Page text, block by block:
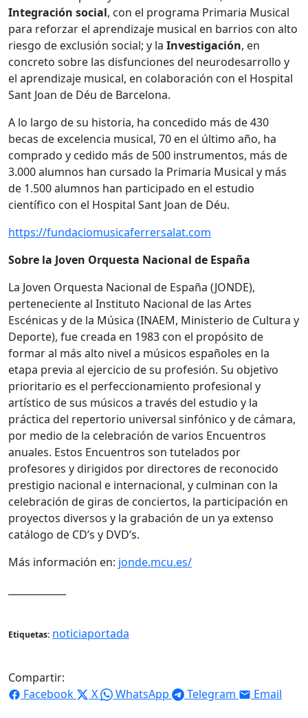
Integración social, con el programa Primaria Musical
para reforzar el aprendizaje musical en barrios con alto
riesgo de exclusión social; y la Investigación, en
concreto sobre las disfunciones del neurodesarrollo y
el aprendizaje musical, en colaboración con el Hospital
Sant Joan de Déu de Barcelona.
A lo largo de su historia, ha concedido más de 430
becas de excelencia musical, 70 en el último año, ha
comprado y cedido más de 500 instrumentos, más de
3.000 alumnos han cursado la Primaria Musical y más
de 1.500 alumnos han participado en el estudio
científico con el Hospital Sant Joan de Déu.
https://fundaciomusicaferrersalat.com
Sobre la Joven Orquesta Nacional de España
La Joven Orquesta Nacional de España (JONDE),
perteneciente al Instituto Nacional de las Artes
Escénicas y de la Música (INAEM, Ministerio de Cultura y
Deporte), fue creada en 1983 con el propósito de
formar al más alto nivel a músicos españoles en la
etapa previa al ejercicio de su profesión. Su objetivo
prioritario es el perfeccionamiento profesional y
artístico de sus músicos a través del estudio y la
práctica del repertorio universal sinfónico y de cámara,
por medio de la celebración de varios Encuentros
anuales. Estos Encuentros son tutelados por
profesores y dirigidos por directores de reconocido
prestigio nacional e internacional, y culminan con la
celebración de giras de conciertos, la participación en
proyectos diversos y la grabación de un ya extenso
catálogo de CD’s y DVD’s.
Más información en: jonde.mcu.es/
Etiquetas: noticiaportada
Compartir:
Facebook
X WhatsApp Telegram Email